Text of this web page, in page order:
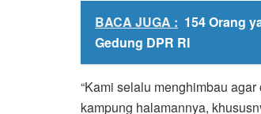
BACA JUGA : 154 Orang
Gedung DPR RI
“Kami selalu menghimbau
kampung halamannya,